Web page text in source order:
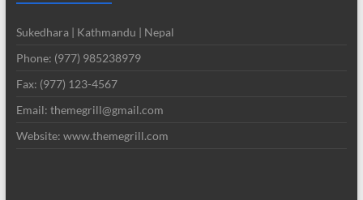
Sukedhara | Kathmandu | Nepal
Phone: (977) 985238979
Fax: (977) 123-4567
Email: themegrill@gmail.com
Website: www.themegrill.com